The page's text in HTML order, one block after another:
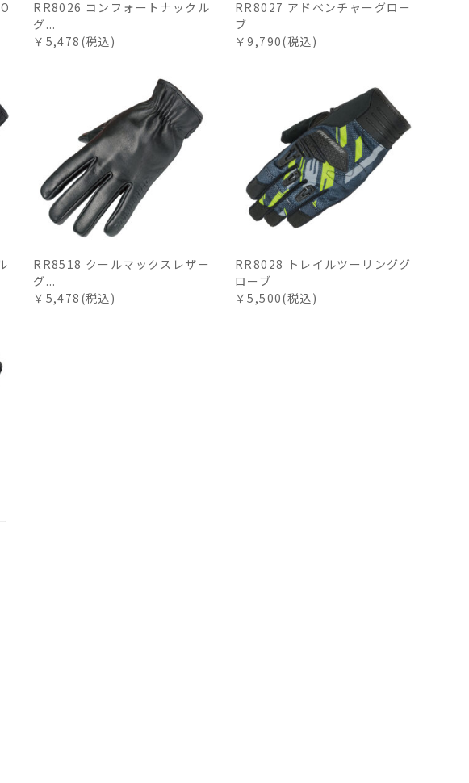
RR8026 コンフォートナックル
グ...
￥5,478(税込)
RR8027 アドベンチャーグロー
ブ
￥9,790(税込)
RR8518 クールマックスレザー
グ...
￥5,478(税込)
RR8028 トレイルツーリンググ
ローブ
￥5,500(税込)